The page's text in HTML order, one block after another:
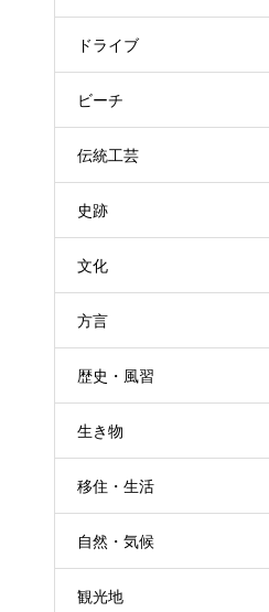
ドライブ
ビーチ
伝統工芸
史跡
文化
方言
歴史・風習
生き物
移住・生活
自然・気候
観光地